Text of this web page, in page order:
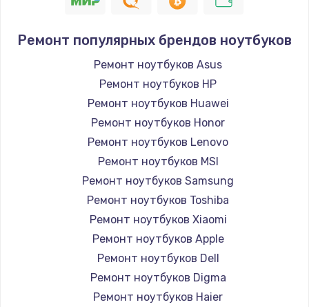
Ремонт популярных брендов ноутбуков
Ремонт ноутбуков Asus
Ремонт ноутбуков HP
Ремонт ноутбуков Huawei
Ремонт ноутбуков Honor
Ремонт ноутбуков Lenovo
Ремонт ноутбуков MSI
Ремонт ноутбуков Samsung
Ремонт ноутбуков Toshiba
Ремонт ноутбуков Xiaomi
Ремонт ноутбуков Apple
Ремонт ноутбуков Dell
Ремонт ноутбуков Digma
Ремонт ноутбуков Haier